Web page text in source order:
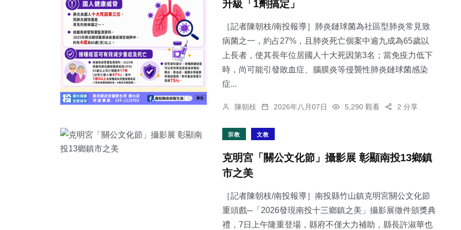
升級「1劑搞定」
［記者陳朝枝/南投報導］肺炎鏈球菌為社區型肺炎常見致
病菌之一，約占27%，且肺炎死亡個案中逾九成為65歲以
上長者，使其長年位居國人十大死因第3名；當免疫力低下
時，尚可能引發敗血症、腦膜炎等侵襲性肺炎鏈球菌感染
症...
陳朝枝 2026年八月07日 5,290 觀看 2 分享
宗教 文教
克明宮「關公文化節」攝影展 彰顯南投13鄉鎮
市之美
［記者陳朝枝/南投報導］南投縣竹山鎮克明宮關公文化節
重頭戲─「2026發現南投十三鄉鎮之美」攝影展徵件頒獎典
禮，7日上午隆重登場，縣府不僅大力補助，縣長許淑華也